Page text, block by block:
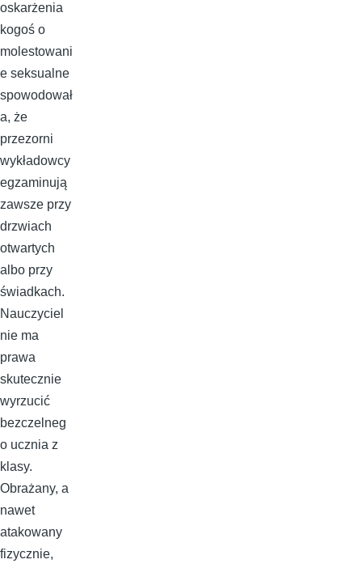
oskarżenia
kogoś o
molestowani
e seksualne
spowodował
a, że
przezorni
wykładowcy
egzaminują
zawsze przy
drzwiach
otwartych
albo przy
świadkach.
Nauczyciel
nie ma
prawa
skutecznie
wyrzucić
bezczelneg
o ucznia z
klasy.
Obrażany, a
nawet
atakowany
fizycznie,